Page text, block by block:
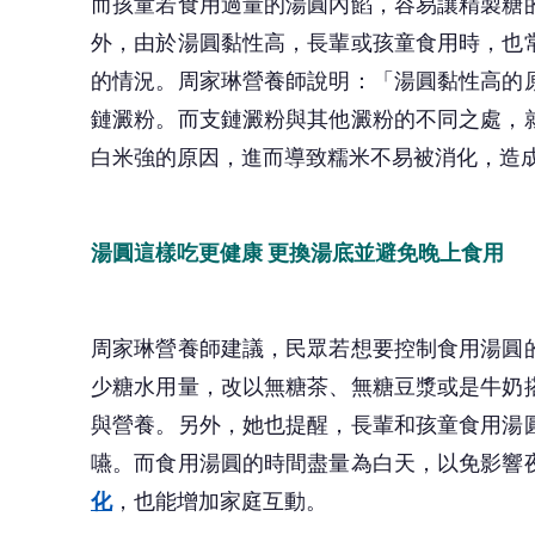
外，由於湯圓黏性高，長輩或孩童食用時，
的情況。周家琳營養師說明：「湯圓黏性高
鏈澱粉。而支鏈澱粉與其他澱粉的不同之處
白米強的原因，進而導致糯米不易被消化，造
湯圓這樣吃更健康 更換湯底並避免晚上食用
周家琳營養師建議，民眾若想要控制食用湯
少糖水用量，改以無糖茶、無糖豆漿或是牛
與營養。另外，她也提醒，長輩和孩童食用
嚥。而食用湯圓的時間盡量為白天，以免影
化，也能增加家庭互動。